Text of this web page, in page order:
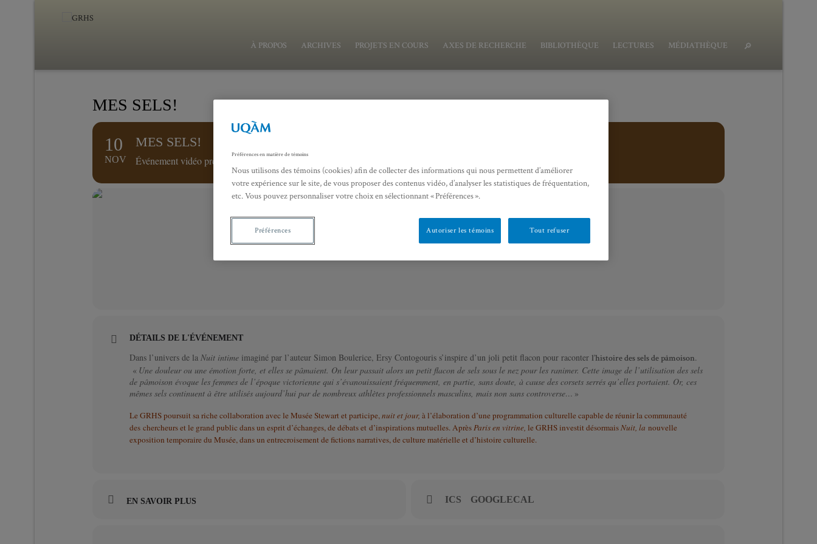
À PROPOS ARCHIVES PROJETS EN COURS AXES DE RECHERCHE BIBLIOTHÈQUE LECTURES MÉDIATHÈQUE
MES SELS!
10
NOV
MES SELS!
Événement vidéo présenté par Ersy Contogouris (Université de Montréal)
DÉTAILS DE L'ÉVÉNEMENT
Dans l’univers de la Nuit intime imaginé par l’auteur Simon Boulerice, Ersy Contogouris s’inspire d’un joli petit flacon pour raconter l’histoire des sels de pâmoison.
« Une douleur ou une émotion forte, et elles se pâmaient. On leur passait alors un petit flacon de sels sous le nez pour les ranimer. Cette image de l’utilisation des sels
de pâmoison évoque les femmes de l’époque victorienne qui s’évanouissaient fréquemment, en partie, sans doute, à cause des corsets serrés qu’elles portaient. Or, ces
mêmes sels continuent à être utilisés aujourd’hui par de nombreux athlètes professionnels masculins, mais non sans controverse… »
Le GRHS poursuit sa riche collaboration avec le Musée Stewart et participe,nuit et jour, à l’élaboration d’une programmation culturelle capable de réunir la communauté
des chercheurs et le grand public dans un esprit d’échanges, de débats et d’inspirations mutuelles. AprèsParis en vitrine, le GRHS investit désormaisNuit, la nouvelle
exposition temporaire du Musée, dans un entrecroisement de fictions narratives, de culture matérielle et d’histoire culturelle.
EN SAVOIR PLUS ICS GOOGLECAL
Préférences en matière de témoins
Nous utilisons des témoins (cookies) afin de collecter des informations qui nous permettent d’améliorer
votre expérience sur le site, de vous proposer des contenus vidéo, d’analyser les statistiques de fréquentation,
etc. Vous pouvez personnaliser votre choix en sélectionnant « Préférences ».
Tout refuser
Autoriser les témoins
Préférences